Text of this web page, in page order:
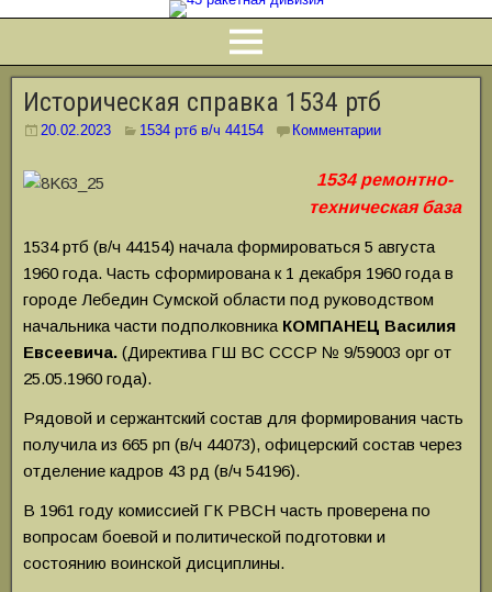
Историческая справка 1534 ртб
20.02.2023 1534 ртб в/ч 44154 Комментарии
1534 ремонтно-
техническая база
1534 ртб (в/ч 44154) начала формироваться 5 августа
1960 года. Часть сформирована к 1 декабря 1960 года в
городе Лебедин Сумской области под руководством
начальника части подполковника КОМПАНЕЦ Василия
Евсеевича. (Директива ГШ ВС СССР № 9/59003 орг от
25.05.1960 года).
Рядовой и сержантский состав для формирования часть
получила из 665 рп (в/ч 44073), офицерский состав через
отделение кадров 43 рд (в/ч 54196).
В 1961 году комиссией ГК РВСН часть проверена по
вопросам боевой и политической подготовки и
состоянию воинской дисциплины.